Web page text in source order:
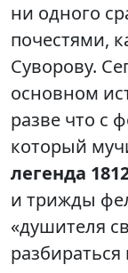
ни одного
почестями,
Суворову.
основном
разве что с
который
легенда
и трижды
«душителя